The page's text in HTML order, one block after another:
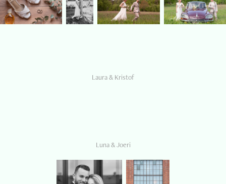
Laura & Kristof
Luna & Joeri